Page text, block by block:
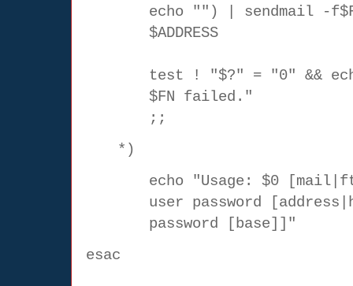
echo "" ) | sendmail -
$ADDRESS
test ! "$?" = "0" &&
$FN failed."
;;
*)
echo "Usage: $0
user password
password [base]]"
esac